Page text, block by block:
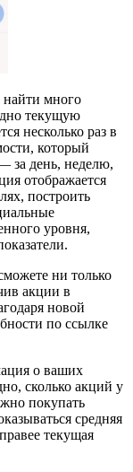
найти много
текущую
несколько раз в
который
за день, неделю,
отображается
построить
уровня,
ни только
акции в
новой
по ссылке
о ваших
сколько акций у
покупать
средняя
текущая